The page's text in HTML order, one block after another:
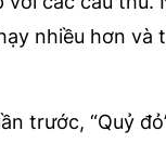
nhiều hơn và
trước, “Quỷ